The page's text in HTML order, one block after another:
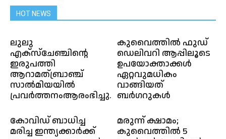
HOT NEWS
ലുലു
എക്സ്ചേഞ്ചിൻ്റെ
ഇരുപത്തി
ആറാമത്ബ്രാഞ്ച്
സാൽമിയയിൽ
പ്രവർത്തനംആരംഭിച്ചു.
കുവൈത്തിൽ ഫുഡ്
ഡെലിവറി ആപ്പിലൂടെ
ഉപയോക്താക്കൾ
ഏറ്റവുമധികം
വാങ്ങിയത്
ബർഗറുകൾ
കോവിഡ് ബാധിച്ച
മരിച്ച ഇന്ത്യക്കാർക്ക്
മരുന്ന് ക്ഷാമം;
കുവൈത്തിൽ 5